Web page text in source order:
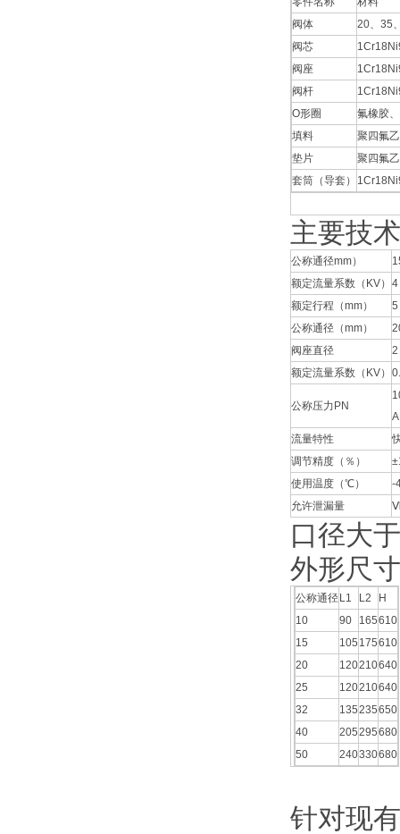
阀体
20、35
阀芯
阀座
阀杆
O形圈
氟橡胶
填料
聚四氟
垫片
聚四氟
套筒（导套）
主要技
公称通径mm）
额定流量系数（KV） 4
额定行程（mm）
5
公称通径（mm）
阀座直径
2
额定流量系数（KV）
公称压力PN
流量特性
调节精度（％）
使用温度（℃）
-
允许泄漏量
口径大
外形尺寸
公称通径 L1 L2
H
10
90 165610
15
105 175610
20
120210640
25
120210640
32
135235650
40
205295680
50
240330680
针对现